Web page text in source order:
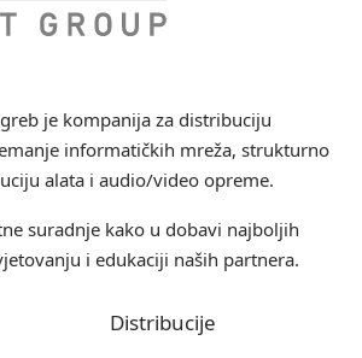
je kompanija za distribuciju
informatičkih mreža, strukturno
alata i audio/video opreme.
suradnje kako u dobavi najboljih
i edukaciji naših partnera.
Distribucije